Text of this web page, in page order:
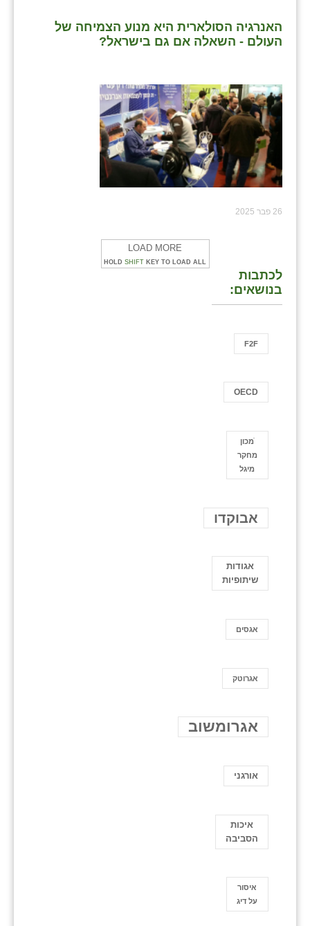
האנרגיה הסולארית היא מנוע הצמיחה של
העולם - השאלה אם גם בישראל?
26 פבר 2025
LOAD MORE
HOLD SHIFT KEY TO LOAD ALL
לכתבות
בנושאים:
F2F
OECD
ֿמכון
מחקר
מיגל
אבוקדו
אגודות
שיתופיות
אגסים
אגרוטק
אגרומשוב
אורגני
איכות
הסביבה
איסור
על דיג